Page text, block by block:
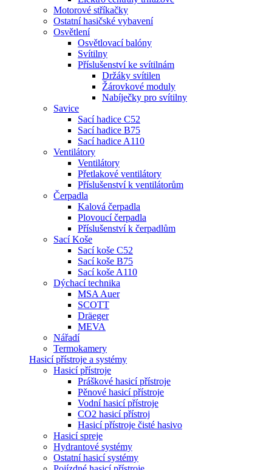
Motorové stříkačky
Ostatní hasičské vybavení
Osvětlení
Osvětlovací balóny
Svítilny
Příslušenství ke svítilnám
Držáky svítilen
Žárovkové moduly
Nabíječky pro svítilny
Savice
Sací hadice C52
Sací hadice B75
Sací hadice A110
Ventilátory
Ventilátory
Přetlakové ventilátory
Příslušenství k ventilátorům
Čerpadla
Kalová čerpadla
Plovoucí čerpadla
Příslušenství k čerpadlům
Sací Koše
Sací koše C52
Sací koše B75
Sací koše A110
Dýchací technika
MSA Auer
SCOTT
Dräeger
MEVA
Nářadí
Termokamery
Hasicí přístroje a systémy
Hasicí přístroje
Práškové hasicí přístroje
Pěnové hasicí přístroje
Vodní hasicí přístroje
CO2 hasicí přístroj
Hasicí přístroje čisté hasivo
Hasicí spreje
Hydrantové systémy
Ostatní hasicí systémy